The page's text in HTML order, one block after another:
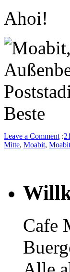
Ahoi!
Leave a Comment :21
Mitte, Moabit,
Cafe